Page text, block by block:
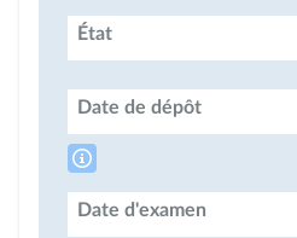
État
Date de dépôt
Date d'examen